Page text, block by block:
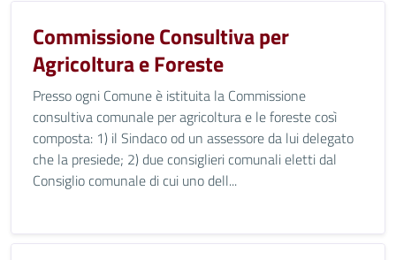
Commissione Consultiva per
Agricoltura e Foreste
Presso ogni Comune è istituita la Commissione
consultiva comunale per agricoltura e le foreste così
composta: 1) il Sindaco od un assessore da lui delegato
che la presiede; 2) due consiglieri comunali eletti dal
Consiglio comunale di cui uno dell...